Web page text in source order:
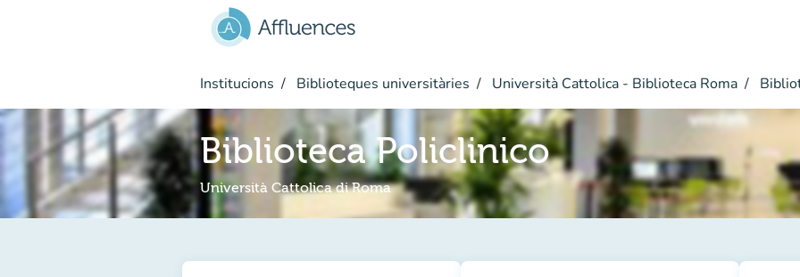
Institucions Biblioteques universitàries Università Cattolica - Biblioteca Roma
Biblioteca Policlinico
Università Cattolica di Roma